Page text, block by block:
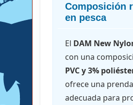
Composición
en pesca
El DAM New
con una
PVC y 3%
ofrece una
adecuada para